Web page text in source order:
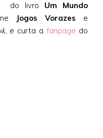
do livro Um Mundo
Jogos Vorazes e
, e curta afanpage do